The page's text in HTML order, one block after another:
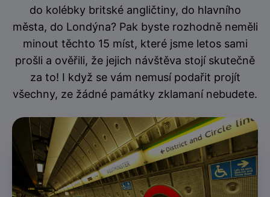
do kolébky britské angličtiny, do hlavního
města, do Londýna? Pak byste rozhodně neměli
minout těchto 15 míst, které jsme letos sami
prošli a ověřili, že jejich návštěva stojí skutečně
za to! I když se vám nemusí podařit projít
všechny, ze žádné památky zklamaní nebudete.